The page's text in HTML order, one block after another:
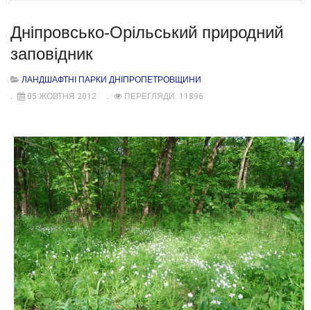
Дніпровсько-Орільський природний
заповідник
ЛАНДШАФТНІ ПАРКИ ДНІПРОПЕТРОВЩИНИ
05 ЖОВТНЯ 2012
ПЕРЕГЛЯДИ: 11896